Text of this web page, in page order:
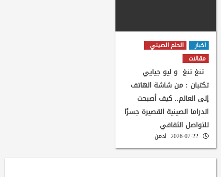
اخبار
الحلم الصيني
مقالات
تنغ تنغ و ليو جيايي
تكتبان : من شاشة الهاتف
إلى العالم.. كيف أصبحت
الدراما الصينية القصيرة جسرًا
للتواصل الثقافي
ادمن